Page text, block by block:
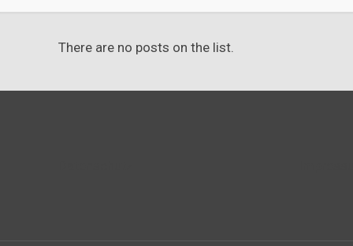
There are no posts on the list.